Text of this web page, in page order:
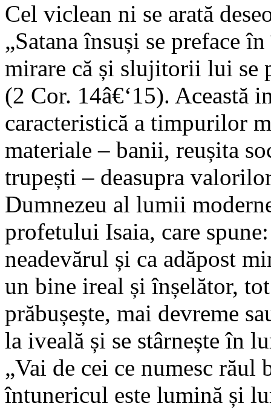
Cel viclean ni se arată
„Satana însuși se preface
mirare că și slujitorii lui se
(2 Cor. 14â€‘15). Această
caracteristică a timpurilor
materiale – banii, reușita
trupești – deasupra
Dumnezeu al lumii
profetului Isaia, care
neadevărul și ca adăpost
un bine ireal și înșelător,
prăbușește, mai devreme
la iveală și se stârnește în
„Vai de cei ce numesc răul
întunericul este lumină și